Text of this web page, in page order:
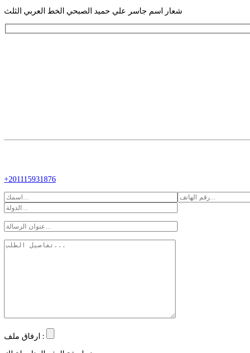
شعار اسم جاسر علي حميد الصبحي الخط العربي الثلث
+201115931876
ارفاق ملف :